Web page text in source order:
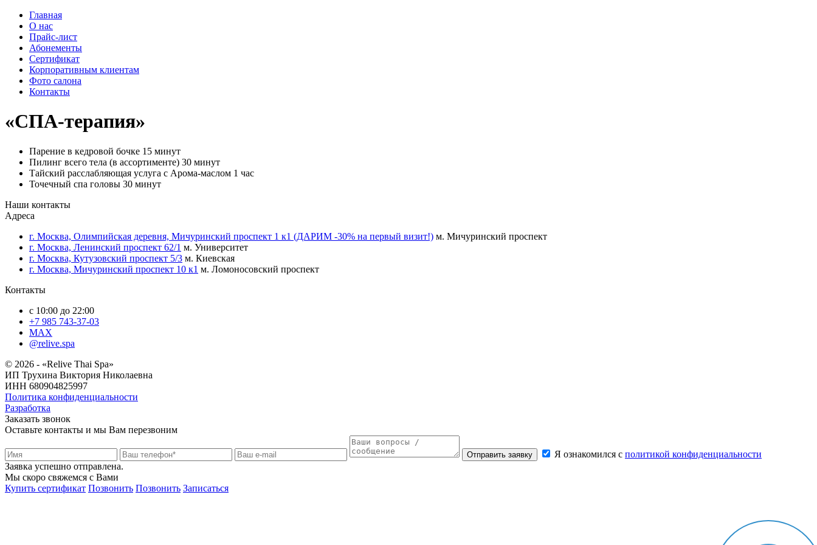
Главная
О нас
Прайс-лист
Абонементы
Сертификат
Корпоративным клиентам
Фото салона
Контакты
«СПА-терапия»
Парение в кедровой бочке 15 минут
Пилинг всего тела (в ассортименте) 30 минут
Тайский расслабляющая услуга с Арома-маслом 1 час
Точечный спа головы 30 минут
Наши контакты
Адреса
г. Москва, Олимпийская деревня, Мичуринский проспект 1 к1 (ДАРИМ -30% на первый визит!) м. Мичуринский проспект
г. Москва, Ленинский проспект 62/1 м. Университет
г. Москва, Кутузовский проспект 5/3 м. Киевская
г. Москва, Мичуринский проспект 10 к1 м. Ломоносовский проспект
Контакты
с 10:00 до 22:00
+7 985 743-37-03
MAX
@relive.spa
© 2026 - «Relive Thai Spa»
ИП Трухина Виктория Николаевна
ИНН 680904825997
Политика конфиденциальности
Разработка
Заказать звонок
Оставьте контакты и мы Вам перезвоним
Отправить заявку Я ознакомился с политикой конфиденциальности
Заявка успешно отправлена.
Мы скоро свяжемся с Вами
Купить сертификат Позвонить Позвонить Записаться